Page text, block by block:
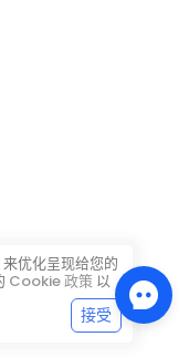
优化呈现给您的
Cookie 政策 以
接受